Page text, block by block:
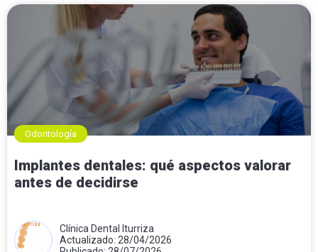
Odontología
Implantes dentales: qué aspectos valorar
antes de decidirse
Clínica Dental Iturriza
Actualizado: 28/04/2026